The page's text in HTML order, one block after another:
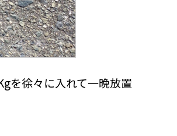
を徐々に入れて一晩放置